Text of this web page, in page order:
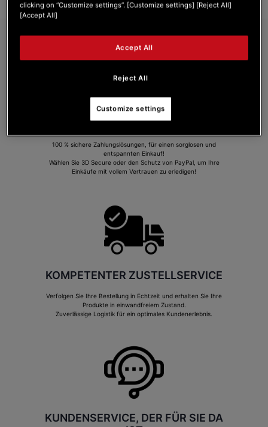
SICHERE BEZAHLUNG
100 % sichere Zahlungslösungen, für einen sorglosen und
entspannten Einkauf!
Wählen Sie 3D Secure oder den Schutz von PayPal, um Ihre
Einkäufe mit vollem Vertrauen zu erledigen!
KOMPETENTER ZUSTELLSERVICE
Verfolgen Sie Ihre Bestellung in Echtzeit und erhalten Sie Ihre
Produkte in einwandfreiem Zustand.
Zuverlässige Logistik für ein optimales Kundenerlebnis.
KUNDENSERVICE, DER FÜR SIE DA
clicking on “Customize settings”. [Customize settings] [Reject All]
[Accept All]
Reject All
Accept All
Customize settings